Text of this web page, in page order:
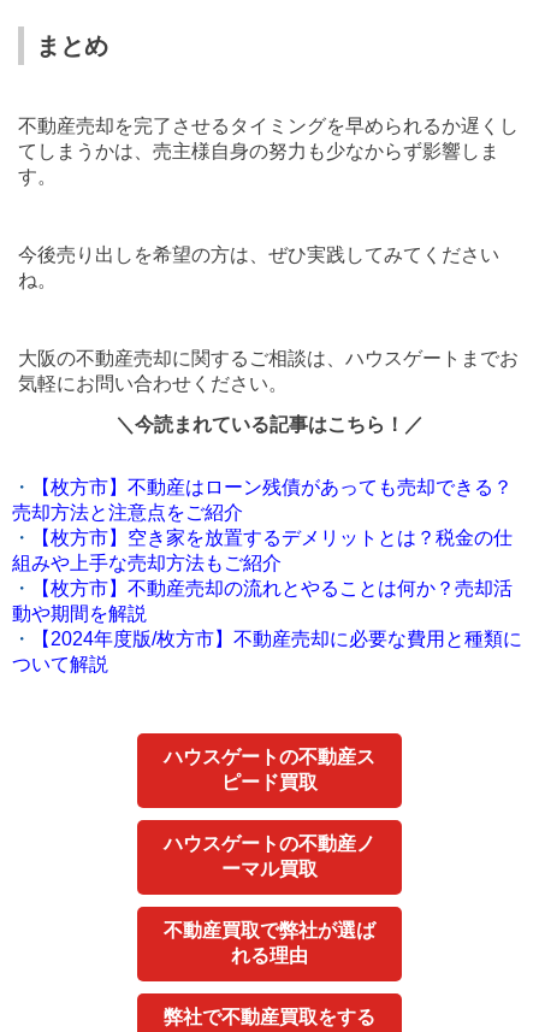
まとめ
不動産売却を完了させるタイミングを早められるか遅くし
てしまうかは、売主様自身の努力も少なからず影響しま
す。
今後売り出しを希望の方は、ぜひ実践してみてください
ね。
大阪の不動産売却に関するご相談は、ハウスゲートまでお
気軽にお問い合わせください。
＼今読まれている記事はこちら！／
・
【枚方市】不動産はローン残債があっても売却できる？
売却方法と注意点をご紹介
・
【枚方市】空き家を放置するデメリットとは？税金の仕
組みや上手な売却方法もご紹介
・
【枚方市】不動産売却の流れとやることは何か？売却活
動や期間を解説
・
【2024年度版/枚方市】不動産売却に必要な費用と種類に
ついて解説
ハウスゲートの不動産ス
ピード買取
ハウスゲートの不動産ノ
ーマル買取
不動産買取で弊社が選ば
れる理由
弊社で不動産買取をする